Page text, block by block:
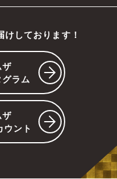
しております！
ザ
ラム
ザ
ウント